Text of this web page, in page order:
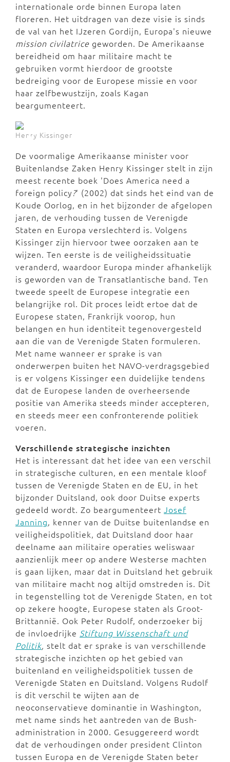
internationale orde binnen Europa laten
floreren. Het uitdragen van deze visie is sinds
de val van het IJzeren Gordijn, Europa's nieuwe
mission civilatrice geworden. De Amerikaanse
bereidheid om haar militaire macht te
gebruiken vormt hierdoor de grootste
bedreiging voor de Europese missie en voor
haar zelfbewustzijn, zoals Kagan
beargumenteert.
Henry Kissinger
De voormalige Amerikaanse minister voor
Buitenlandse Zaken Henry Kissinger stelt in zijn
meest recente boek 'Does America need a
foreign policy?' (2002) dat sinds het eind van de
Koude Oorlog, en in het bijzonder de afgelopen
jaren, de verhouding tussen de Verenigde
Staten en Europa verslechterd is. Volgens
Kissinger zijn hiervoor twee oorzaken aan te
wijzen. Ten eerste is de veiligheidssituatie
veranderd, waardoor Europa minder afhankelijk
is geworden van de Transatlantische band. Ten
tweede speelt de Europese integratie een
belangrijke rol. Dit proces leidt ertoe dat de
Europese staten, Frankrijk voorop, hun
belangen en hun identiteit tegenovergesteld
aan die van de Verenigde Staten formuleren.
Met name wanneer er sprake is van
onderwerpen buiten het NAVO-verdragsgebied
is er volgens Kissinger een duidelijke tendens
dat de Europese landen de overheersende
positie van Amerika steeds minder accepteren,
en steeds meer een confronterende politiek
voeren.
Verschillende strategische inzichten
Het is interessant dat het idee van een verschil
in strategische culturen, en een mentale kloof
tussen de Verenigde Staten en de EU, in het
bijzonder Duitsland, ook door Duitse experts
gedeeld wordt. Zo beargumenteert Josef
Janning, kenner van de Duitse buitenlandse en
veiligheidspolitiek, dat Duitsland door haar
deelname aan militaire operaties weliswaar
aanzienlijk meer op andere Westerse machten
is gaan lijken, maar dat in Duitsland het gebruik
van militaire macht nog altijd omstreden is. Dit
in tegenstelling tot de Verenigde Staten, en tot
op zekere hoogte, Europese staten als Groot-
Brittannië. Ook Peter Rudolf, onderzoeker bij
de invloedrijke Stiftung Wissenschaft und
Politik, stelt dat er sprake is van verschillende
strategische inzichten op het gebied van
buitenland en veiligheidspolitiek tussen de
Verenigde Staten en Duitsland. Volgens Rudolf
is dit verschil te wijten aan de
neoconservatieve dominantie in Washington,
met name sinds het aantreden van de Bush-
administration in 2000. Gesuggereerd wordt
dat de verhoudingen onder president Clinton
tussen Europa en de Verenigde Staten beter